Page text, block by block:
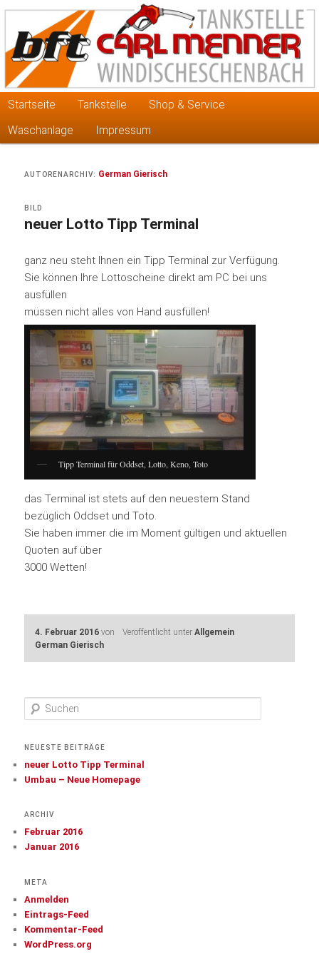
Zum
Inhalt
springen
Zum
sekundären
Inhalt
springenMENNER CARL
Tankenstelle in Windischeschenbach
Hauptmenü
Startseite Tankstelle
Shop & Service
Waschanlage
Impressum
AUTORENARCHIV: German Gierisch
neuer Lotto Tipp Terminal
BILD
ganz neu steht Ihnen ein Tipp Terminal zur Verfügung.
Sie können Ihre Lottoscheine direkt am PC bei uns
ausfüllen
müssen nicht alles von Hand ausfüllen!
Tipp Terminal für Oddset, Lotto, Keno, Toto
das Terminal ist stets auf den neuestem Stand
bezüglich Oddset und Toto.
Sie haben immer die im Moment gültigen und aktuellen
Quoten auf über
3000 Wetten!
4. Februar 2016 von
German Gierisch
Veröffentlicht unter Allgemein
h
n
NEUESTE BEITRÄGE
neuer Lotto Tipp Terminal
Umbau – Neue Homepage
ARCHIV
Februar 2016
Januar 2016
META
Anmelden
Eintrags-Feed
Kommentar-Feed
WordPress.org